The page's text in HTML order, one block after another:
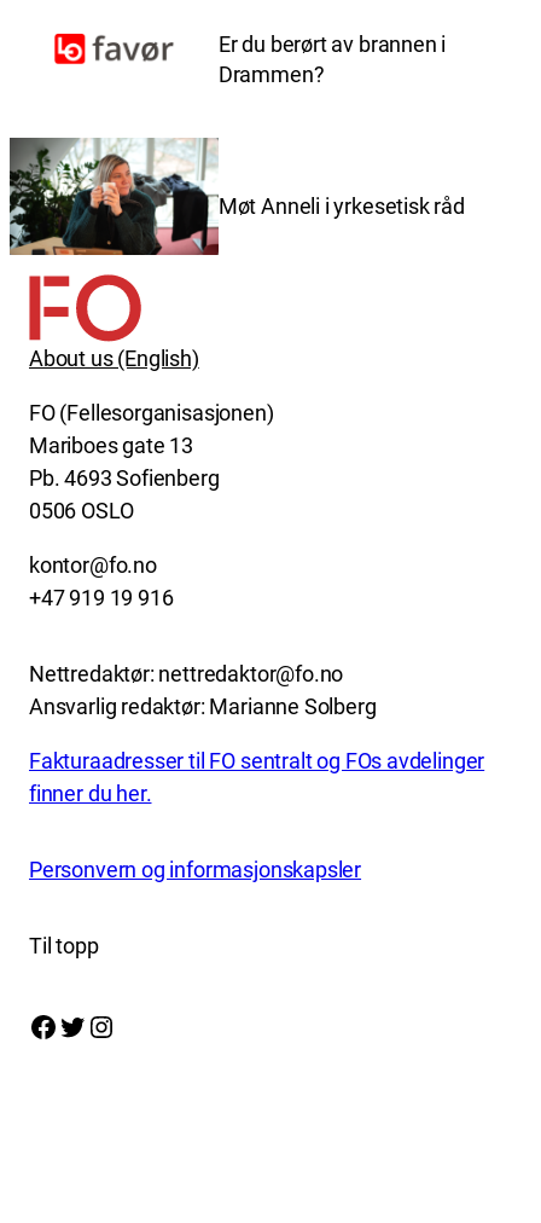
Er du berørt av brannen i
Drammen?
Møt Anneli i yrkesetisk råd
About us (English)
FO (Fellesorganisasjonen)
Mariboes gate 13
Pb. 4693 Sofienberg
0506 OSLO
kontor@fo.no
+47 919 19 916
Nettredaktør: nettredaktor@fo.no
Ansvarlig redaktør: Marianne Solberg
Fakturaadresser til FO sentralt og FOs avdelinger
finner du her.
Personvern og informasjonskapsler
Til topp
Facebook Twitter Instagram